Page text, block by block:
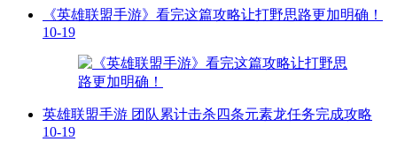
《英雄联盟手游》看完这篇攻略让打野思路更加明确！
10-19
英雄联盟手游 团队累计击杀四条元素龙任务完成攻略
10-19